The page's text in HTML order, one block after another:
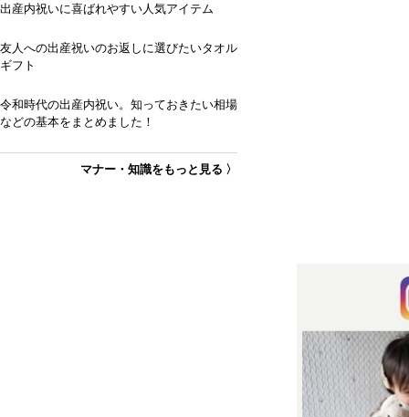
出産内祝いに喜ばれやすい人気アイテム
友人への出産祝いのお返しに選びたいタオル
ギフト
令和時代の出産内祝い。知っておきたい相場
などの基本をまとめました！
マナー・知識をもっと見る 〉